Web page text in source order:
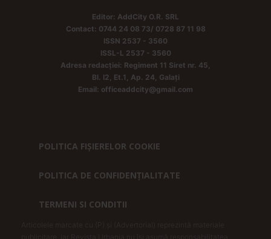
Editor: AddCity O.R. SRL
Contact: 0744 24 08 73/ 0728 87 11 98
ISSN 2537 - 3560
ISSL-L 2537 - 3560
Adresa redacției: Regiment 11 Siret nr. 45,
Bl. I2, Et.1, Ap. 24, Galați
Email: officeaddcity@gmail.com
POLITICA FIȘIERELOR COOKIE
POLITICA DE CONFIDENȚIALITATE
TERMENI SI CONDITII